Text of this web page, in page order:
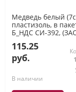
Медведь белый
пластизоль, в
Б_НДС СИ-392,
115.25
руб.
В наличии